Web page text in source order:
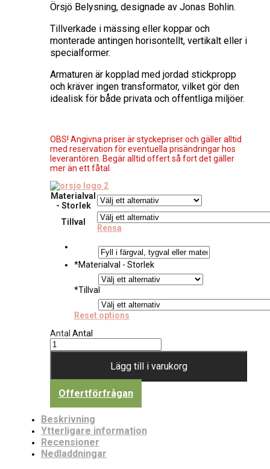
Örsjö Belysning, designade av Jonas Bohlin.
Tillverkade i mässing eller koppar och
monterade antingen horisontellt, vertikalt eller i
specialformer.
Armaturen är kopplad med jordad stickpropp
och kräver ingen transformator, vilket gör den
idealisk för både privata och offentliga miljöer.
OBS! Angivna priser är styckepriser och gäller alltid
med reservation för eventuella prisändringar hos
leverantören. Begär alltid offert så fort det gäller
mer än ett fåtal.
Materialval
- Storlek
Tillval
Rensa
*Materialval - Storlek
*Tillval
Reset options
Antal Antal
Lägg till i varukorg
Offertförfrågan
Beskrivning
Ytterligare information
Recensioner
Nedladdningar